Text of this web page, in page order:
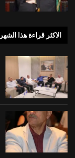
الاكثر قراءة هذا الشهر